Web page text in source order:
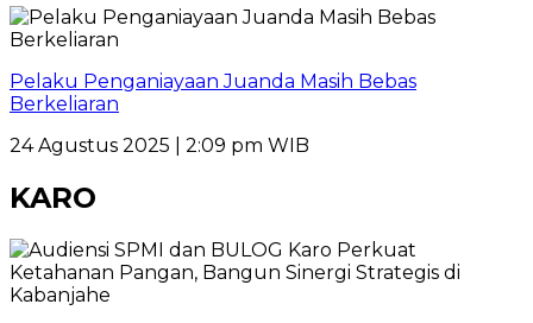
Pelaku Penganiayaan Juanda Masih Bebas
Berkeliaran
24 Agustus 2025 | 2:09 pm WIB
KARO